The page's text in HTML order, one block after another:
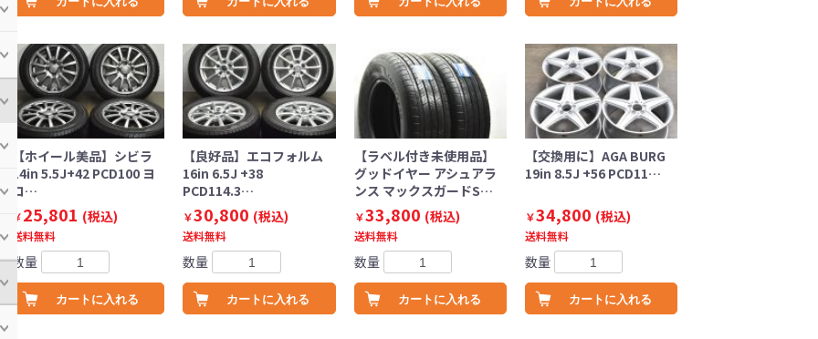
【ホイール美品】シビラ
14in 5.5J+42 PCD100 ヨ
コ…
￥25,801 (税込)
送料無料
数量
カートに入れる
【良好品】エコフォルム
16in 6.5J +38
PCD114.3…
￥30,800 (税込)
送料無料
数量
カートに入れる
【ラベル付き未使用品】
グッドイヤー アシュアラ
ンス マックスガードS…
￥33,800 (税込)
送料無料
数量
カートに入れる
【交換用に】AGA BURG
19in 8.5J +56 PCD11…
￥34,800 (税込)
送料無料
数量
カートに入れる